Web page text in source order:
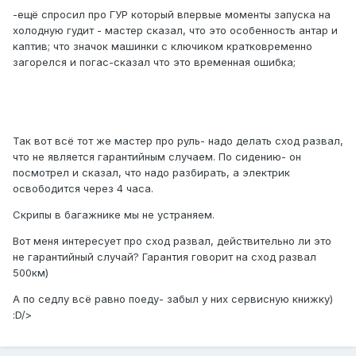
-ещё спросил про ГУР который впервые моменты запуска на
холодную гудит - мастер сказал, что это особенность антар и
каптив; что значок машинки с ключиком кратковременно
загорелся и погас-сказал что это временная ошибка;
Так вот всё тот же мастер про руль- надо делать сход развал,
что не является гарантийным случаем. По сидению- он
посмотрел и сказал, что надо разбирать, а электрик
освободится через 4 часа.
Скрипы в багажнике мы не устраняем.
Вот меня интересует про сход развал, действительно ли это
не гарантийный случай? Гарантия говорит на сход развал
500км)
А по седлу всё равно поеду- забыл у них сервисную книжку)
:D/>